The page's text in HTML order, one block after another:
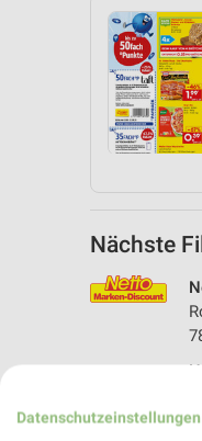
Nächste
Datenschutzeinstellungen